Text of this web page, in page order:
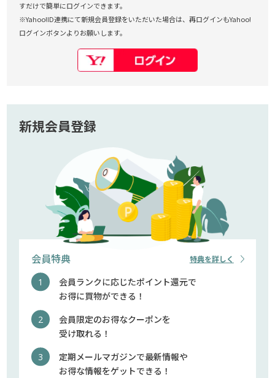
すだけで簡単にログインできます。
※Yahoo!ID連携にて新規会員登録をいただいた場合は、再ログインもYahoo!
ログインボタンよりお願いします。
新規会員登録
会員特典
会員ランクに応じたポイント還元で
お得に買物ができる！
会員限定のお得なクーポンを
受け取れる！
定期メールマガジンで最新情報や
お得な情報をゲットできる！
特典を詳しく